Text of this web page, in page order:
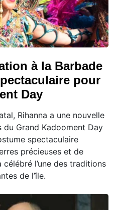
à la Barbade
pour
Day
Rihanna a une nouvelle
Grand Kadooment Day
spectaculaire
précieuses et de
l’une des traditions
de l’île.